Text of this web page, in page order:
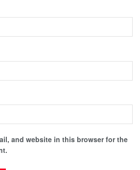
and website in this browser for the